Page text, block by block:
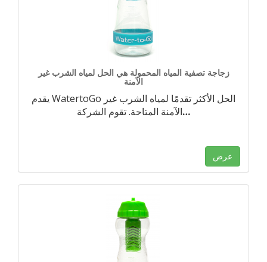
زجاجة تصفية المياه المحمولة هي الحل لمياه الشرب غير
الآمنة
يقدم WatertoGo الحل الأكثر تقدمًا لمياه الشرب غير
الآمنة المتاحة. تقوم الشركة…
عرض